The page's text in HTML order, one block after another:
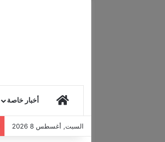
أخبار خاصة
السبت, أغسطس 8 2026